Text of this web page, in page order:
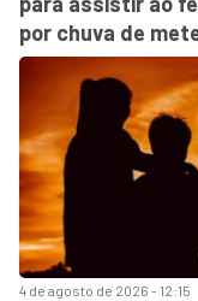
4 de agosto de 2026 - 12:15
por chuva de